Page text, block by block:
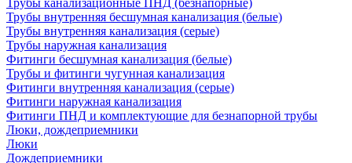
Трубы канализационные ПНД (безнапорные)
Трубы внутренняя бесшумная канализация (белые)
Трубы внутренняя канализация (серые)
Трубы наружная канализация
Фитинги бесшумная канализация (белые)
Трубы и фитинги чугунная канализация
Фитинги внутренняя канализация (серые)
Фитинги наружная канализация
Фитинги ПНД и комплектующие для безнапорной трубы
Люки, дождеприемники
Люки
Дождеприемники